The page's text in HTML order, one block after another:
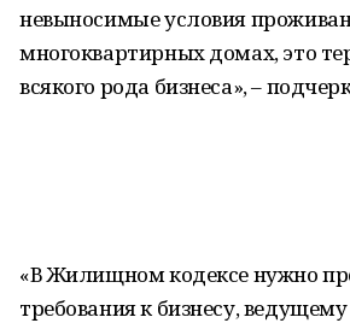
невыносимые условия
многоквартирных домах, это
всякого рода бизнеса», –
«В Жилищном кодексе нужно
требования к бизнесу,